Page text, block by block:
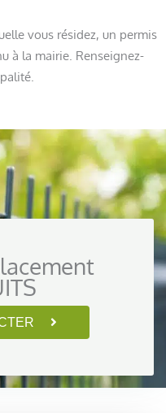
vous résidez, un permis
à la mairie. Renseignez-